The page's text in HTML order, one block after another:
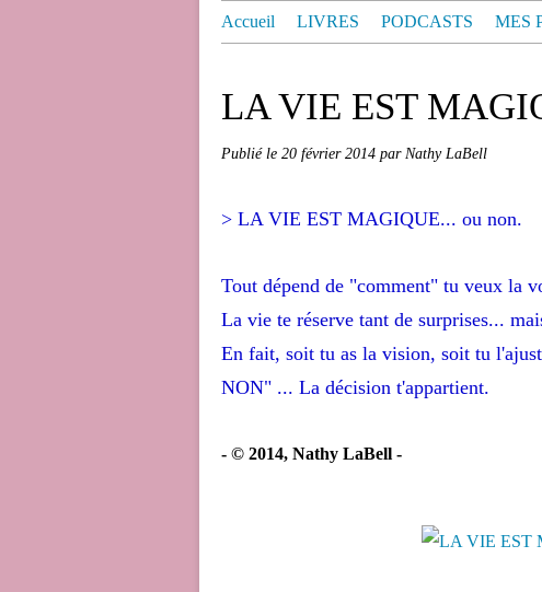
Accueil LIVRES PODCASTS MES
LA VIE EST
Publié le 20 février 2014 par Nathy LaBell
> LA VIE EST MAGIQUE... ou non.
Tout dépend de "comment" tu veux la
La vie te réserve tant de surprises...
En fait, soit tu as la vision, soit tu
NON" ... La décision t'appartient.
- © 2014, Nathy LaBell -